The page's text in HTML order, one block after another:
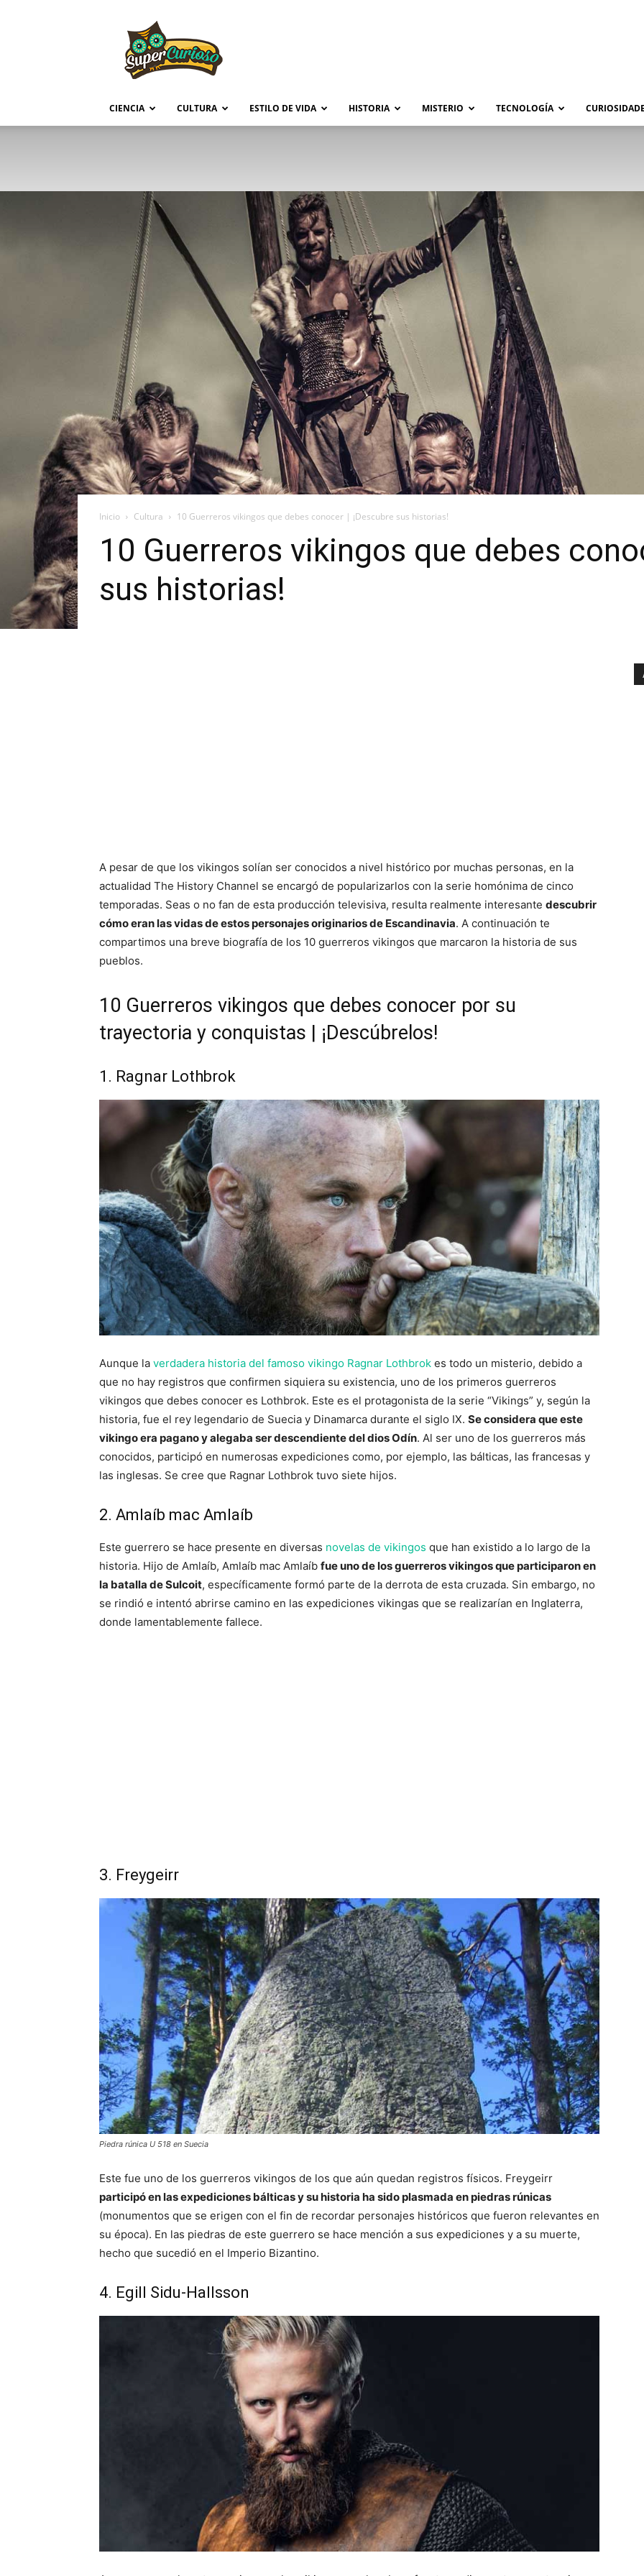
CIENCIA CULTURA ESTILO DE VIDA HISTORIA MISTERIO TECNOLOGÍA
Inicio Cultura 10 Guerreros vikingos que debes conocer | ¡Descubre sus historias!
10 Guerreros vikingos que debes
sus historias!
A pesar de que los vikingos solían ser conocidos a nivel histórico por muchas personas, en la
actualidad The History Channel se encargó de popularizarlos con la serie homónima de cinco
temporadas. Seas o no fan de esta producción televisiva, resulta realmente interesante descubrir
cómo eran las vidas de estos personajes originarios de Escandinavia. A continuación te
compartimos una breve biografía de los 10 guerreros vikingos que marcaron la historia de sus
pueblos.
10 Guerreros vikingos que debes conocer por su
trayectoria y conquistas | ¡Descúbrelos!
1. Ragnar Lothbrok
Aunque la verdadera historia del famoso vikingo Ragnar Lothbrok es todo un misterio, debido a
que no hay registros que confirmen siquiera su existencia, uno de los primeros guerreros
vikingos que debes conocer es Lothbrok. Este es el protagonista de la serie “Vikings” y, según la
historia, fue el rey legendario de Suecia y Dinamarca durante el siglo IX. Se considera que este
vikingo era pagano y alegaba ser descendiente del dios Odín. Al ser uno de los guerreros más
conocidos, participó en numerosas expediciones como, por ejemplo, las bálticas, las francesas y
las inglesas. Se cree que Ragnar Lothbrok tuvo siete hijos.
2. Amlaíb mac Amlaíb
Este guerrero se hace presente en diversas novelas de vikingos que han existido a lo largo de la
historia. Hijo de Amlaíb, Amlaíb mac Amlaíb fue uno de los guerreros vikingos que participaron en
la batalla de Sulcoit, específicamente formó parte de la derrota de esta cruzada. Sin embargo, no
se rindió e intentó abrirse camino en las expediciones vikingas que se realizarían en Inglaterra,
donde lamentablemente fallece.
3. Freygeirr
Piedra rúnica U 518 en Suecia
Este fue uno de los guerreros vikingos de los que aún quedan registros físicos. Freygeirr
participó en las expediciones bálticas y su historia ha sido plasmada en piedras rúnicas
(monumentos que se erigen con el fin de recordar personajes históricos que fueron relevantes en
su época). En las piedras de este guerrero se hace mención a sus expediciones y a su muerte,
hecho que sucedió en el Imperio Bizantino.
4. Egill Sidu-Hallsson